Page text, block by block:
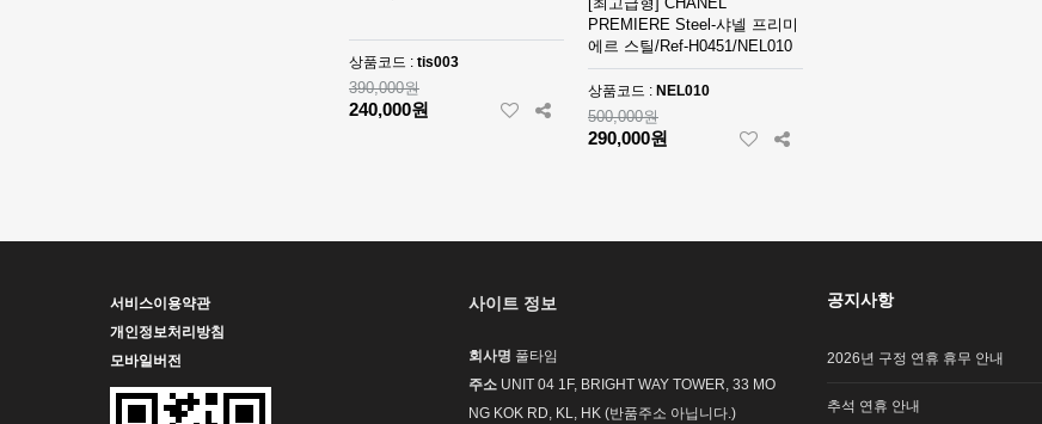
베스트에디션
904L SS NT
- 롤렉스 데이져
베스트에디션
[3235 MOVE]
Jubilee
850,000원
상품코드 : tis003
390,000원
240,000원
PREMIERE Steel-샤넬 프리미
에르 스틸/Ref-H0451/NEL010
상품코드 : NEL010
500,000원
290,000원
서비스이용약관
개인정보처리방침
모바일버전
사이트 정보
회사명 풀타임
주소 UNIT 04 1F, BRIGHT WAY TOWER, 33 MO
NG KOK RD, KL, HK (반품주소 아닙니다.)
공지사항
2026년 구정 연휴 휴무 안내
추석 연휴 안내